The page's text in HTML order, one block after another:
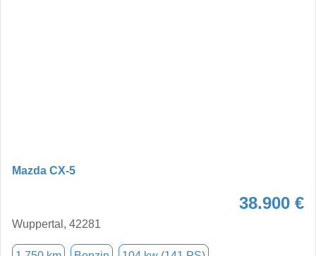
Mazda CX-5
38.900 €
Wuppertal, 42281